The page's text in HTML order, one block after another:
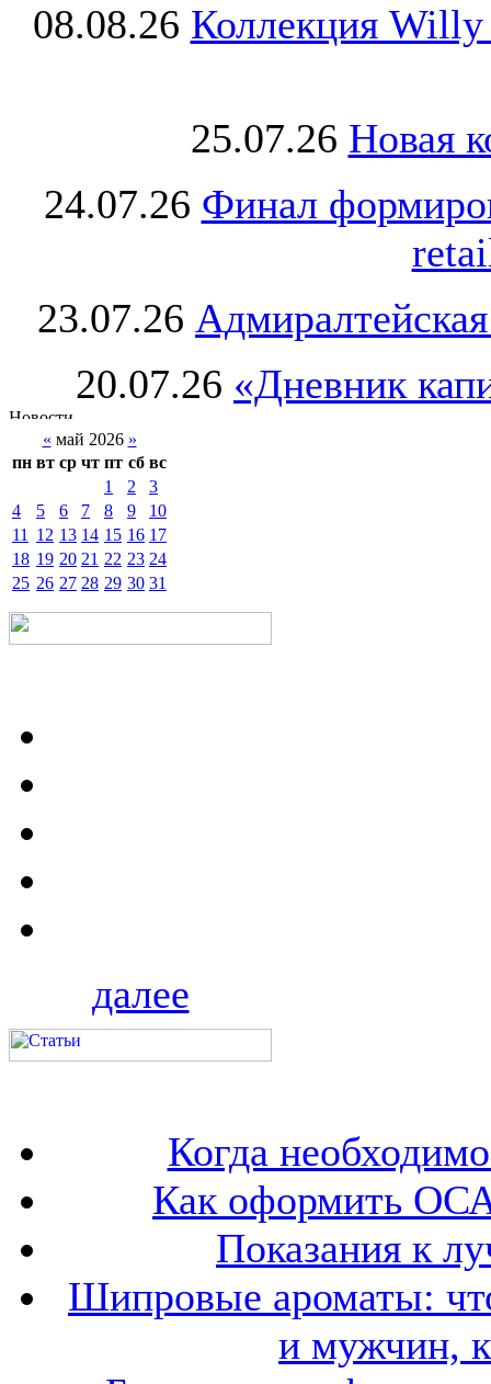
08.08.26 Коллекция Willy
25.07.26 Новая
24.07.26 Финал
23.07.26
20.07.26 «Дневник
« май 2026 »
пн вт ср чт пт сб вс
1
2
3
4
5 6 7 8 9
10
11
12 13 14 15 16 17
18 19 20 21 22 23 24
25 26 27 28 29 30 31
далее
Когда
Как оформить
Показания к
Шипровые ароматы:
и мужчин,